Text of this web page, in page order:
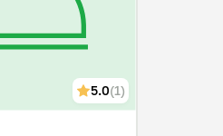
5.0(1)